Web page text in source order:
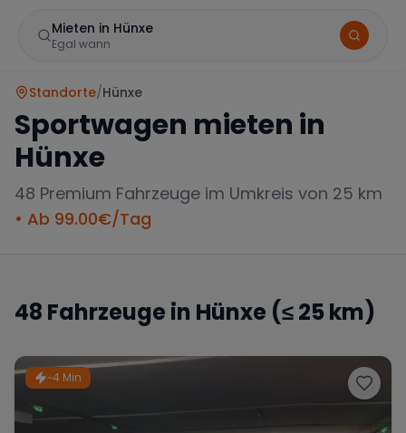
Mieten in Hünxe
Egal wann
Ferrari
Standorte/Hünxe
Sportwagen mieten in
Hünxe
48 Premium Fahrzeuge im Umkreis von 25 km
• Ab 99.00€/Tag
48 Fahrzeuge in Hünxe (≤ 25 km)
~4 Min